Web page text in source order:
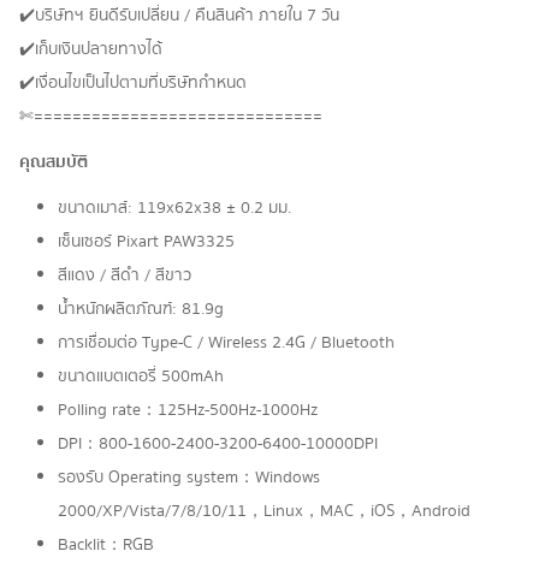
✔️บริษัทฯ ยินดีรับเปลี่ยน / คืนสินค้า ภายใน 7 วัน
✔️เก็บเงินปลายทางได้
✔️เงื่อนไขเป็นไปตามที่บริษัทกำหนด
✄==============================
คุณสมบัติ
ขนาดเมาส์: 119x62x38 ± 0.2 มม.
เซ็นเซอร์ Pixart PAW3325
สีแดง / สีดำ / สีขาว
น้ำหนักผลิตภัณฑ์: 81.9g
การเชื่อมต่อ Type-C / Wireless 2.4G / Bluetooth
ขนาดแบตเตอรี่ 500mAh
Polling rate：125Hz-500Hz-1000Hz
DPI：800-1600-2400-3200-6400-10000DPI
รองรับ Operating system：Windows
2000/XP/Vista/7/8/10/11，Linux，MAC，iOS，Android
Backlit：RGB